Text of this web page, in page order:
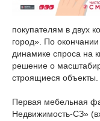
покупателям в двух
город». По
динамике спроса на
решение о
строящиеся объекты.
Первая мебельная
Недвижимость-СЗ»